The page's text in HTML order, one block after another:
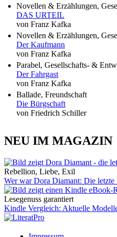
Novellen & Erzählungen,
DAS URTEIL
von Franz Kafka
Novellen & Erzählungen,
Der Kaufmann
von Franz Kafka
Parabel, Gesellschafts- &
Der Fahrgast
von Franz Kafka
Ballade, Freundschaft
Die Bürgschaft
von Friedrich Schiller
NEU IM MAGAZIN
Rebellion, Liebe, Exil
Wer war Dora Diamant: Die letzte
Lesegenuss garantiert
Kindle Vergleich: Aktuelle